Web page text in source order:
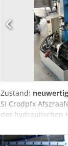
Zustand:
SI Crodpfx
der hydraulischen
eine erhöhte
Merkmale der